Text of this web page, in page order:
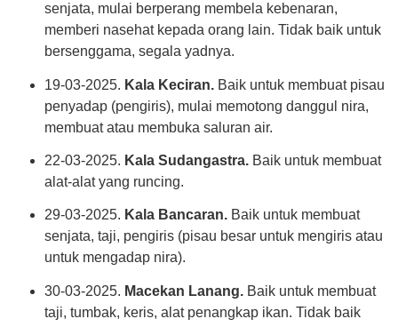
senjata, mulai berperang membela kebenaran,
memberi nasehat kepada orang lain. Tidak baik untuk
bersenggama, segala yadnya.
19-03-2025. Kala Keciran. Baik untuk membuat pisau
penyadap (pengiris), mulai memotong danggul nira,
membuat atau membuka saluran air.
22-03-2025. Kala Sudangastra. Baik untuk membuat
alat-alat yang runcing.
29-03-2025. Kala Bancaran. Baik untuk membuat
senjata, taji, pengiris (pisau besar untuk mengiris atau
untuk mengadap nira).
30-03-2025. Macekan Lanang. Baik untuk membuat
taji, tumbak, keris, alat penangkap ikan. Tidak baik